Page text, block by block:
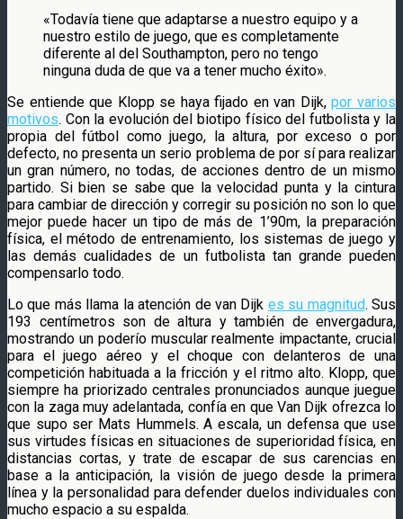
«Todavía tiene que adaptarse a nuestro equipo y a
nuestro estilo de juego, que es completamente
diferente al del Southampton, pero no tengo
ninguna duda de que va a tener mucho éxito».
Se entiende que Klopp se haya fijado en van Dijk,por varios
motivos. Con la evolución del biotipo físico del futbolista y la
propia del fútbol como juego, la altura, por exceso o por
defecto, no presenta un serio problema de por sí para realizar
un gran número, no todas, de acciones dentro de un mismo
partido. Si bien se sabe que la velocidad punta y la cintura
para cambiar de dirección y corregir su posición no son lo que
mejor puede hacer un tipo de más de 1’90m, la preparación
física, el método de entrenamiento, los sistemas de juego y
las demás cualidades de un futbolista tan grande pueden
compensarlo todo.
Lo que más llama la atención de van Dijk es su magnitud. Sus
193 centímetros son de altura y también de envergadura,
mostrando un poderío muscular realmente impactante, crucial
para el juego aéreo y el choque con delanteros de una
competición habituada a la fricción y el ritmo alto. Klopp, que
siempre ha priorizado centrales pronunciados aunque juegue
con la zaga muy adelantada, confía en que Van Dijk ofrezca lo
que supo ser Mats Hummels. A escala, un defensa que use
sus virtudes físicas en situaciones de superioridad física, en
distancias cortas, y trate de escapar de sus carencias en
base a la anticipación, la visión de juego desde la primera
línea y la personalidad para defender duelos individuales con
mucho espacio a su espalda.